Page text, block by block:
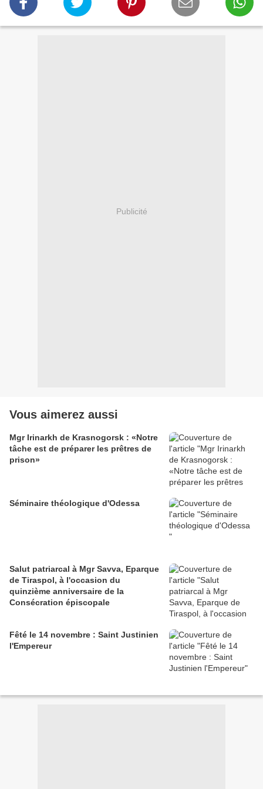
Publicité
Vous aimerez aussi
Mgr Irinarkh de Krasnogorsk : «Notre
tâche est de préparer les prêtres de
prison»
Séminaire théologique d'Odessa
Salut patriarcal à Mgr Savva, Eparque
de Tiraspol, à l'occasion du
quinzième anniversaire de la
Consécration épiscopale
Fêté le 14 novembre : Saint Justinien
l'Empereur